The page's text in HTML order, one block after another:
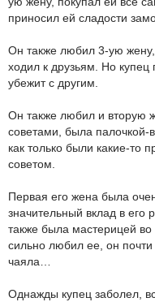
приносил ей сладости
Он также любил 3-ую
ходил к друзьям. Но купец
убежит с другим.
Он также любил и вторую
советами, была палочкой-
как только были какие-то
советом.
Первая его жена была
значительный вклад в его
также была мастерицей
сильно любил ее, он
чаяла…
Однажды купец заболел,